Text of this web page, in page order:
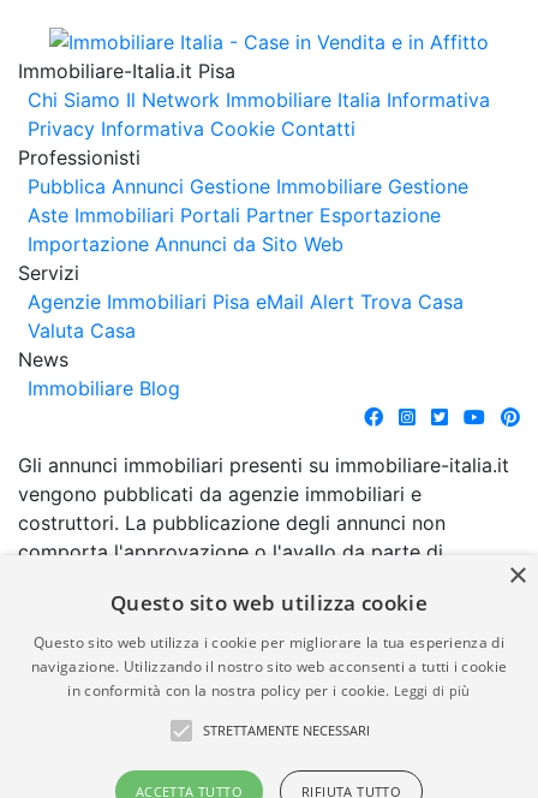
Immobiliare-Italia.it Pisa
Chi Siamo Il Network Immobiliare Italia Informativa
Privacy Informativa Cookie Contatti
Professionisti
Pubblica Annunci Gestione Immobiliare Gestione
Aste Immobiliari Portali Partner Esportazione
Importazione Annunci da Sito Web
Servizi
Agenzie Immobiliari Pisa eMail Alert Trova Casa
Valuta Casa
News
Immobiliare Blog
Gli annunci immobiliari presenti su immobiliare-italia.it
vengono pubblicati da agenzie immobiliari e
costruttori. La pubblicazione degli annunci non
comporta l'approvazione o l'avallo da parte di
garanzia da parte di quest'ultima. immobiliare-italia.it
quindi non è responsabile della veridicità, della
correttezza, della completezza, della normativa in
materia di privacy e/o di alcun altro aspetto dei
suddetti annunci.
© Copyright 2007 - 2026
Powered by
×
Questo sito web utilizza cookie
Questo sito web utilizza i cookie per migliorare la tua esperienza di
navigazione. Utilizzando il nostro sito web acconsenti a tutti i cookie
in conformità con la nostra policy per i cookie. Leggi di più
STRETTAMENTE NECESSARI
ACCETTA TUTTO RIFIUTA TUTTO